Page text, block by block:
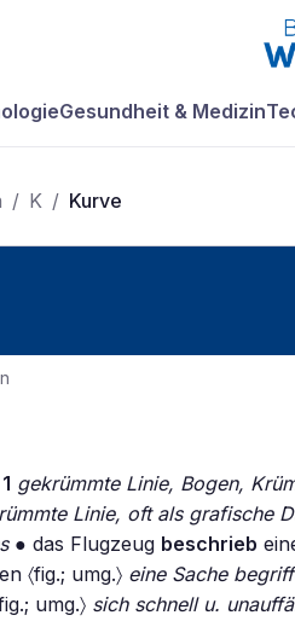
Gesundheit & Medizin
/ K / Kurve
1 gekrümmte Linie, Bogen,
Linie, oft als grafische
● das Flugzeug beschrieb
〈fig.; umg.〉 eine Sache
umg.〉 sich schnell u.